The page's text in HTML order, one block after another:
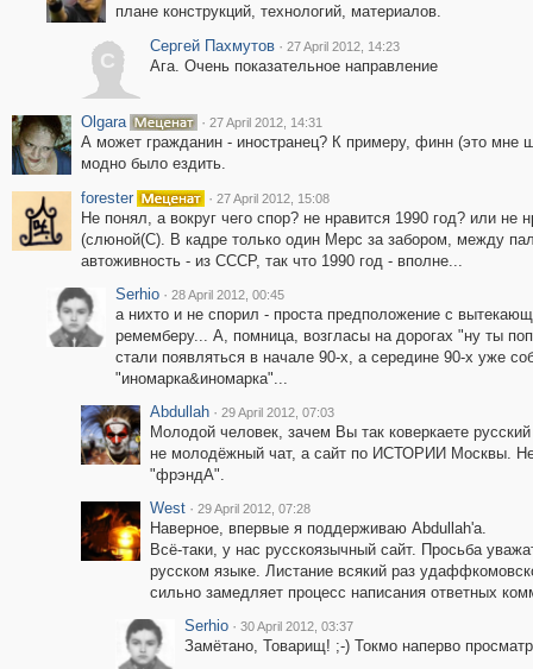
плане конструкций, технологий, материалов.
С
Сергей Пахмутов · 27 April 2012, 14:23
Ага. Очень показательное направление
Olgara · 27 April 2012, 14:31
А может гражданин - иностранец? К примеру, финн (это мне
модно было ездить.
forester
· 27 April 2012, 15:08
Не понял, а вокруг чего спор? не нравится 1990 год? или не
(слюной(С). В кадре только один Мерс за забором, между
автоживность - из СССР, так что 1990 год - вполне...
Serhio · 28 April 2012, 00:45
а нихто и не спорил - проста предположение с
ремемберу... А, помница, возгласы на дорогах "ну ты
стали появляться в начале 90-х, а середине 90-х уже
"иномарка&иномарка"...
Abdullah · 29 April 2012, 07:03
Молодой человек, зачем Вы так коверкаете
не молодёжный чат, а сайт по ИСТОРИИ Москвы.
"фрэндА".
West · 29 April 2012, 07:28
Наверное, впервые я поддерживаю Abdullah'а.
Всё-таки, у нас русскоязычный сайт. Просьба
русском языке. Листание всякий раз
сильно замедляет процесс написания ответных
Serhio · 30 April 2012, 03:37
Замётано, Товарищ! ;-) Токмо наперво